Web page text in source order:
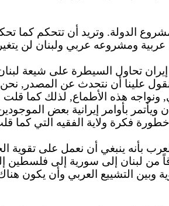
الدولة. وتريد أن تتحكم كما
ومشروعه عربي ولبنان لن
تحاول السيطرة على شيعة
أن نتحدث عن المصدر, نحن
ونواجه هذه الأطماع, لذلك كما
ويأتمر بأوامر إيرانية بعض
فكرة ولاية الفقيه التي كما
بأنه ينبغي أن نعمل على
لبنان إلى سورية إلى فلسطين
وبين التشييع العربي وأن يكون